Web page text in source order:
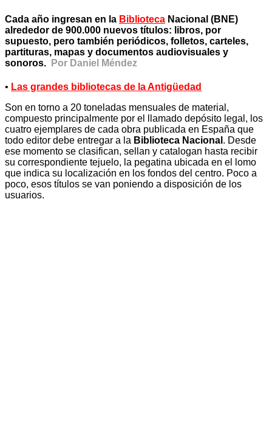
Cada año ingresan en la Biblioteca Nacional (BNE)
alrededor de 900.000 nuevos títulos: libros, por
supuesto, pero también periódicos, folletos, carteles,
partituras, mapas y documentos audiovisuales y
sonoros.
Por Daniel Méndez
• Las grandes bibliotecas de la Antigüedad
Son en torno a 20 toneladas mensuales de material,
compuesto principalmente por el llamado depósito legal, los
cuatro ejemplares de cada obra publicada en España que
todo editor debe entregar a la Biblioteca Nacional . Desde
ese momento se clasifican, sellan y catalogan hasta recibir
su correspondiente tejuelo, la pegatina ubicada en el lomo
que indica su localización en los fondos del centro. Poco a
poco, esos títulos se van poniendo a disposición de los
usuarios.